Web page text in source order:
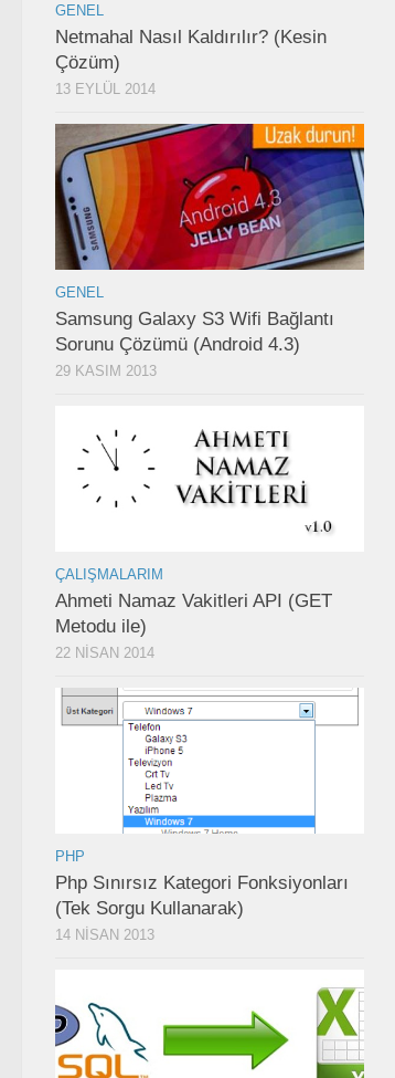
GENEL
Netmahal Nasıl Kaldırılır? (Kesin
Çözüm)
13 EYLÜL 2014
GENEL
Samsung Galaxy S3 Wifi Bağlantı
Sorunu Çözümü (Android 4.3)
29 KASIM 2013
ÇALIŞMALARIM
Ahmeti Namaz Vakitleri API (GET
Metodu ile)
22 NISAN 2014
PHP
Php Sınırsız Kategori Fonksiyonları
(Tek Sorgu Kullanarak)
14 NISAN 2013